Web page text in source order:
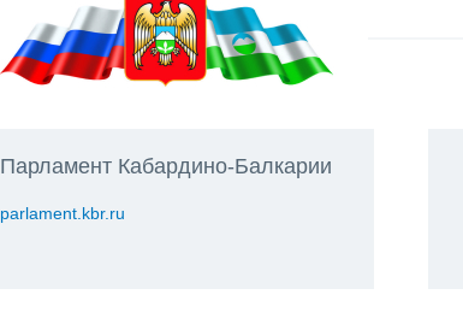
Парламент Кабардино-Балкарии
parlament.kbr.ru